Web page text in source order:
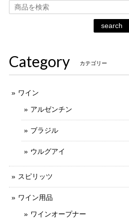
search
Category カテゴリー
ワイン
アルゼンチン
ブラジル
ウルグアイ
スピリッツ
ワイン用品
ワインオープナー